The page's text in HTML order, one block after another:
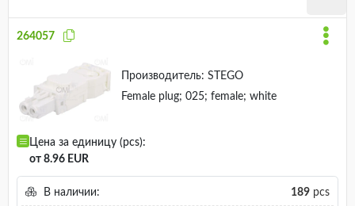
264057
Производитель: STEGO
Female plug; 025; female; white
Цена за единицу (pcs):
от 8.96 EUR
В наличии: 189 pcs